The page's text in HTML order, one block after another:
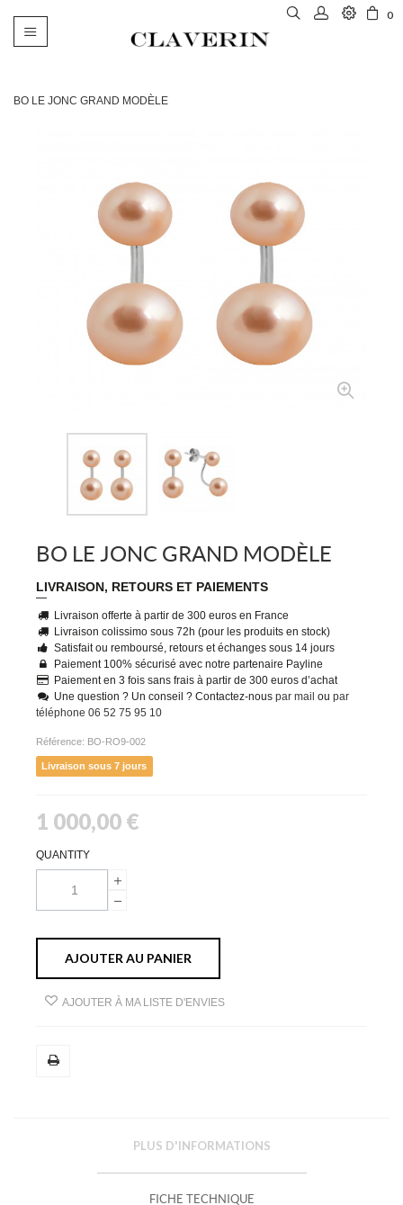
0
Basculer
BO LE JONC GRAND MODÈLE
BO LE JONC GRAND MODÈLE
LIVRAISON, RETOURS ET PAIEMENTS
Livraison offerte à partir de 300 euros en France
Livraison colissimo sous 72h (pour les produits en stock)
Satisfait ou remboursé, retours et échanges sous 14 jours
Paiement 100% sécurisé avec notre partenaire Payline
Paiement en 3 fois sans frais à partir de 300 euros d’achat
Une question ? Un conseil ? Contactez-nous par mail ou par
téléphone 06 52 75 95 10
Référence: BO-RO9-002
Livraison sous 7 jours
1 000,00 €
QUANTITY
AJOUTER AU PANIER
AJOUTER À MA LISTE D'ENVIES
PLUS D'INFORMATIONS
FICHE TECHNIQUE